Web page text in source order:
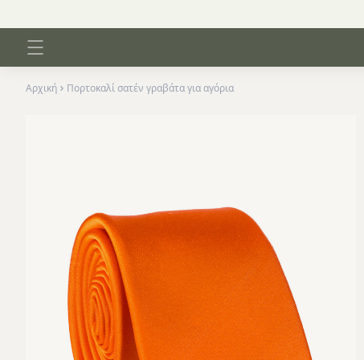
Αρχική Πορτοκαλί σατέν γραβάτα για αγόρια